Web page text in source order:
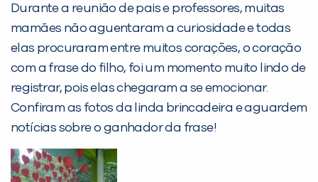
Durante a reunião de pais e professores, muitas
mamães não aguentaram a curiosidade e todas
elas procuraram entre muitos corações, o coração
com a frase do filho, foi um momento muito lindo de
registrar, pois elas chegaram a se emocionar.
Confiram as fotos da linda brincadeira e aguardem
notícias sobre o ganhador da frase!
Preencha com seus dados abaixo e
já vamos te colocar em contato